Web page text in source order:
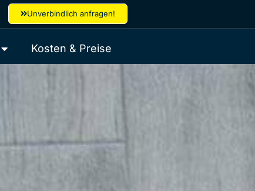
Unverbindlich anfragen!
Kosten & Preise